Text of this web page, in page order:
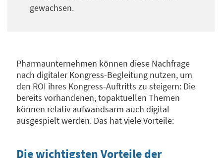
gewachsen.
Pharmaunternehmen können diese Nachfrage
nach digitaler Kongress-Begleitung nutzen, um
den ROI ihres Kongress-Auftritts zu steigern: Die
bereits vorhandenen, topaktuellen Themen
können relativ aufwandsarm auch digital
ausgespielt werden. Das hat viele Vorteile:
Die wichtigsten Vorteile der